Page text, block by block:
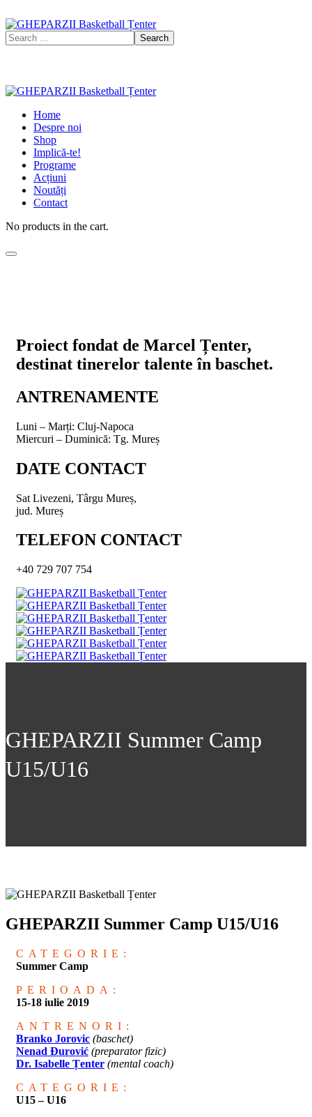
Home
Despre noi
Shop
Implică-te!
Programe
Acțiuni
Noutăți
Contact
No products in the cart.
Proiect fondat de Marcel Țenter,
destinat tinerelor talente în baschet.
ANTRENAMENTE
Luni – Marți: Cluj-Napoca
Miercuri – Duminică: Tg. Mureș
DATE CONTACT
Sat Livezeni, Târgu Mureș,
jud. Mureș
TELEFON CONTACT
+40 729 707 754
GHEPARZII Summer Camp
U15/U16
GHEPARZII Summer Camp U15/U16
CATEGORIE:
Summer Camp
PERIOADA:
15-18 iulie 2019
ANTRENORI:
Branko Jorovic (baschet)
Nenad Đurović (preparator fizic)
Dr. Isabelle Țenter (mental coach)
CATEGORIE:
U15 – U16